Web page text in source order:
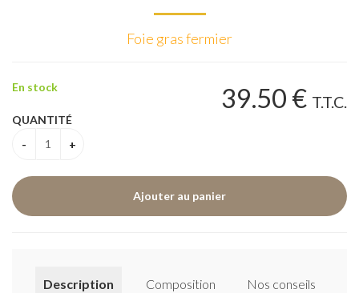
Foie gras fermier
39.50 € T.T.C.
En stock
QUANTITÉ
Description Composition Nos conseils